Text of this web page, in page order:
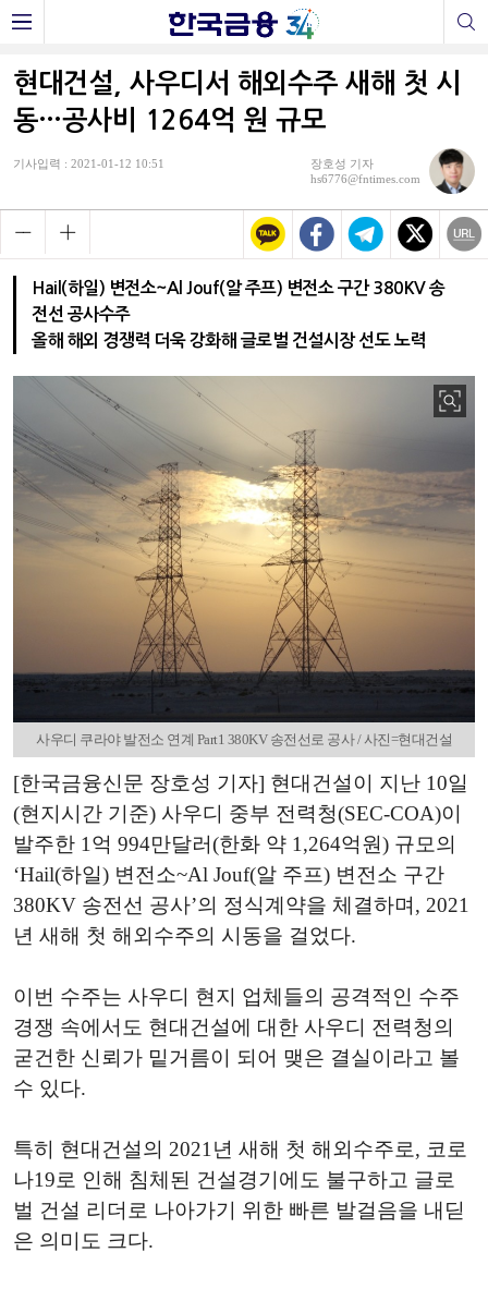
현대건설, 사우디서 해외수주 새해 첫 시
동…공사비 1264억 원 규모
기사입력 : 2021-01-12 10:51
장호성 기자
hs6776@fntimes.com
Hail(하일) 변전소~Al Jouf(알 주프) 변전소 구간 380KV 송
전선 공사수주
올해 해외 경쟁력 더욱 강화해 글로벌 건설시장 선도 노력
사우디 쿠라야 발전소 연계 Part1 380KV 송전선로 공사 / 사진=현대건설
[한국금융신문 장호성 기자] 현대건설이 지난 10일
(현지시간 기준) 사우디 중부 전력청(SEC-COA)이
발주한 1억 994만달러(한화 약 1,264억원) 규모의
‘Hail(하일) 변전소~Al Jouf(알 주프) 변전소 구간
380KV 송전선 공사’의 정식계약을 체결하며, 2021
년 새해 첫 해외수주의 시동을 걸었다.
이번 수주는 사우디 현지 업체들의 공격적인 수주
경쟁 속에서도 현대건설에 대한 사우디 전력청의
굳건한 신뢰가 밑거름이 되어 맺은 결실이라고 볼
수 있다.
특히 현대건설의 2021년 새해 첫 해외수주로, 코로
나19로 인해 침체된 건설경기에도 불구하고 글로
벌 건설 리더로 나아가기 위한 빠른 발걸음을 내딛
은 의미도 크다.